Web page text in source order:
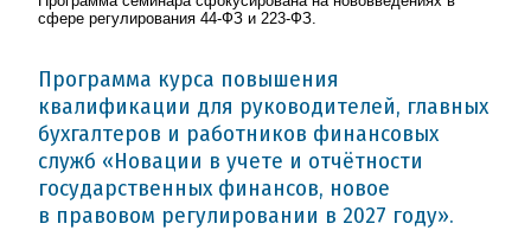
сфере регулирования 44-ФЗ и 223-ФЗ.
Программа курса повышения
квалификации для руководителей, главных
бухгалтеров и работников финансовых
служб «Новации в учете и отчётности
государственных финансов, новое
в правовом регулировании в 2027 году».